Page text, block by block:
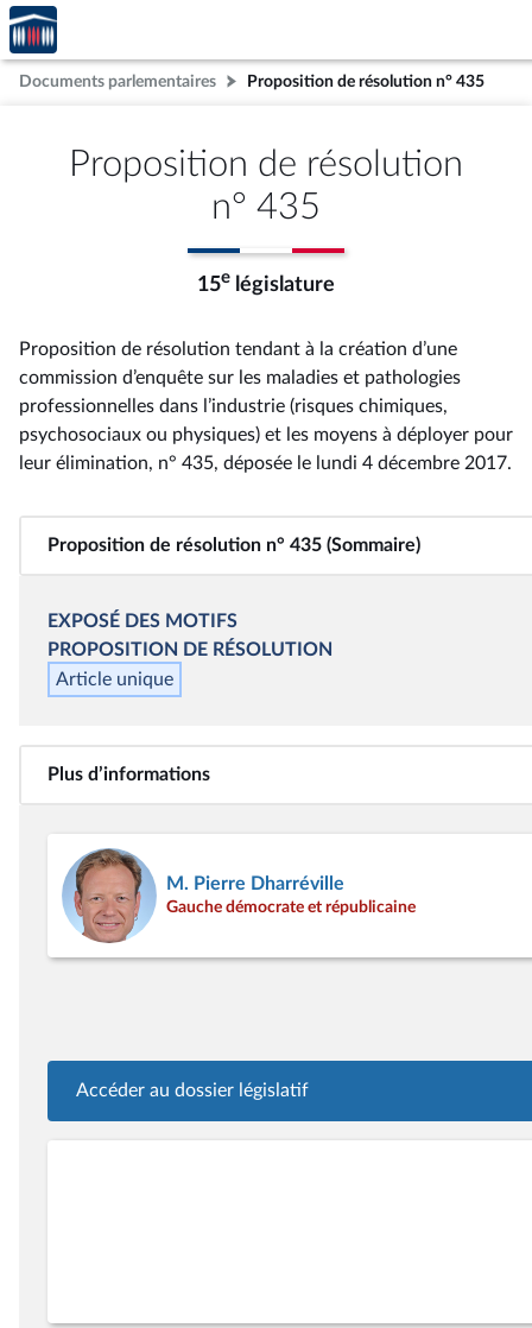
Aller au contenu
Aller en bas de la page
Accèder
à la
page
d'accueil
Documents parlementaires Proposition de résolution n° 435
Proposition de résolution
n° 435
15e législature
Proposition de résolution tendant à la création d’une
commission d’enquête sur les maladies et pathologies
professionnelles dans l’industrie (risques chimiques,
psychosociaux ou physiques) et les moyens à déployer pour
leur élimination, n° 435, déposée le lundi 4 décembre 2017.
Proposition de résolution n° 435 (Sommaire)
EXPOSÉ DES MOTIFS
PROPOSITION DE RÉSOLUTION
Article unique
Plus d’informations
M. Pierre Dharréville
Gauche démocrate et républicaine
Accéder au dossier législatif